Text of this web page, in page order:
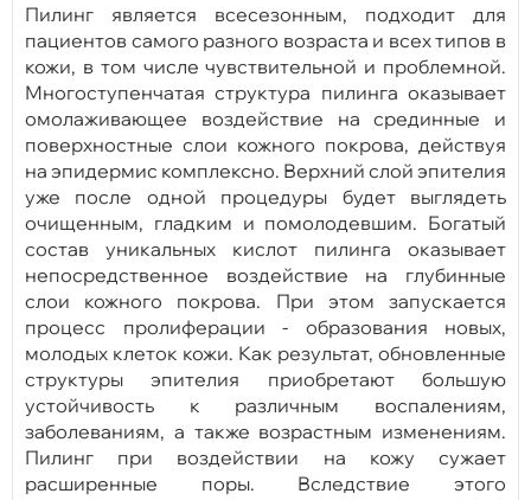
Пилинг является всесезонным, подходит для
пациентов самого разного возраста и всех типов в
кожи, в том числе чувствительной и проблемной.
Многоступенчатая структура пилинга оказывает
омолаживающее воздействие на срединные и
поверхностные слои кожного покрова, действуя
на эпидермис комплексно. Верхний слой эпителия
уже после одной процедуры будет выглядеть
очищенным, гладким и помолодевшим. Богатый
состав уникальных кислот пилинга оказывает
непосредственное воздействие на глубинные
слои кожного покрова. При этом запускается
процесс пролиферации - образования новых,
молодых клеток кожи. Как результат, обновленные
структуры эпителия приобретают большую
устойчивость к различным воспалениям,
заболеваниям, а также возрастным изменениям.
Пилинг при воздействии на кожу сужает
расширенные поры. Вследствие этого